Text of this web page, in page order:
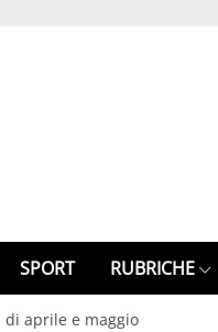
SPORT RUBRICHE
aprile e maggio